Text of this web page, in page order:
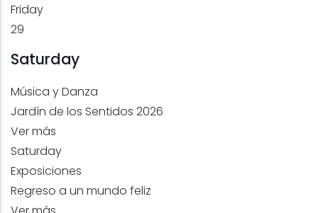
Friday
29
Saturday
Música y Danza
Jardín de los Sentidos 2026
Ver más
Saturday
Exposiciones
Regreso a un mundo feliz